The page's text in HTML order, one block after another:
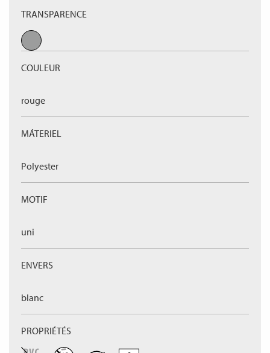
TRANSPARENCE
COULEUR
rouge
MÁTERIEL
Polyester
MOTIF
uni
ENVERS
blanc
PROPRIÉTÉS